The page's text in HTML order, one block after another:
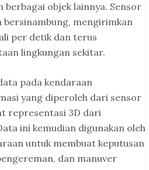
berbagai objek lainnya. Sensor
bersinambung, mengirimkan
per detik dan terus
lingkungan sekitar.
pada kendaraan
yang diperoleh dari sensor
representasi 3D dari
ini kemudian digunakan oleh
untuk membuat keputusan
dan manuver